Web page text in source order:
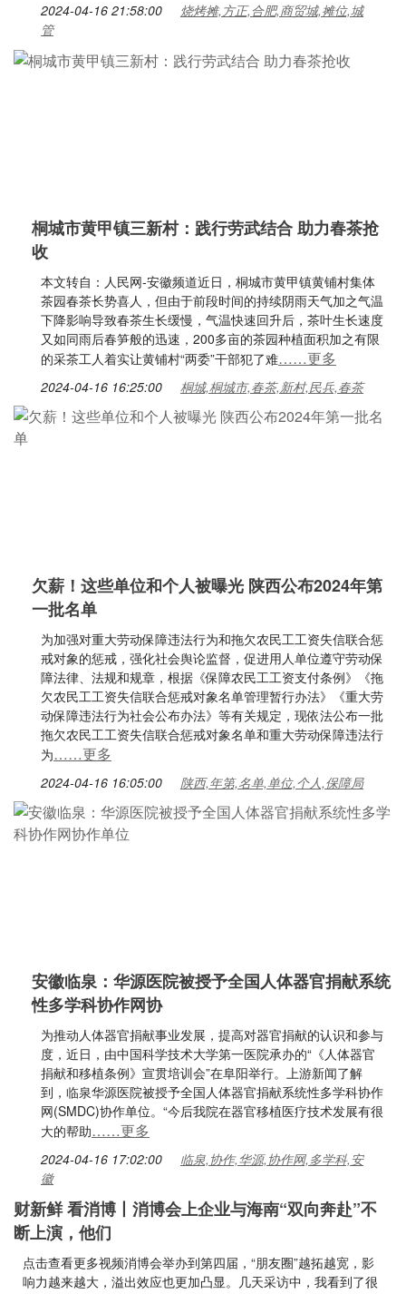
2024-04-16 21:58:00
烧烤摊,方正,合肥,商贸城,摊位,城
管
桐城市黄甲镇三新村：践行劳武结合 助力春茶抢
收
本文转自：人民网-安徽频道近日，桐城市黄甲镇黄铺村集体
茶园春茶长势喜人，但由于前段时间的持续阴雨天气加之气温
下降影响导致春茶生长缓慢，气温快速回升后，茶叶生长速度
又如同雨后春笋般的迅速，200多亩的茶园种植面积加之有限
的采茶工人着实让黄铺村“两委”干部犯了难……更多
2024-04-16 16:25:00 桐城,桐城市,春茶,新村,民兵,春茶
欠薪！这些单位和个人被曝光 陕西公布2024年第
一批名单
为加强对重大劳动保障违法行为和拖欠农民工工资失信联合惩
戒对象的惩戒，强化社会舆论监督，促进用人单位遵守劳动保
障法律、法规和规章，根据《保障农民工工资支付条例》《拖
欠农民工工资失信联合惩戒对象名单管理暂行办法》《重大劳
动保障违法行为社会公布办法》等有关规定，现依法公布一批
拖欠农民工工资失信联合惩戒对象名单和重大劳动保障违法行
为……更多
2024-04-16 16:05:00 陕西,年第,名单,单位,个人,保障局
安徽临泉：华源医院被授予全国人体器官捐献系统
性多学科协作网协
为推动人体器官捐献事业发展，提高对器官捐献的认识和参与
度，近日，由中国科学技术大学第一医院承办的“《人体器官
捐献和移植条例》宣贯培训会”在阜阳举行。上游新闻了解
到，临泉华源医院被授予全国人体器官捐献系统性多学科协作
网(SMDC)协作单位。“今后我院在器官移植医疗技术发展有很
大的帮助……更多
2024-04-16 17:02:00
临泉,协作,华源,协作网,多学科,安
徽
财新鲜 看消博丨消博会上企业与海南“双向奔赴”不
断上演，他们
点击查看更多视频消博会举办到第四届，“朋友圈”越拓越宽，影
响力越来越大，溢出效应也更加凸显。几天采访中，我看到了很